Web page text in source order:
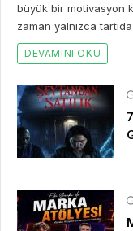
büyük bir motivasyon
zaman yalnızca
DEVAMINI OKU